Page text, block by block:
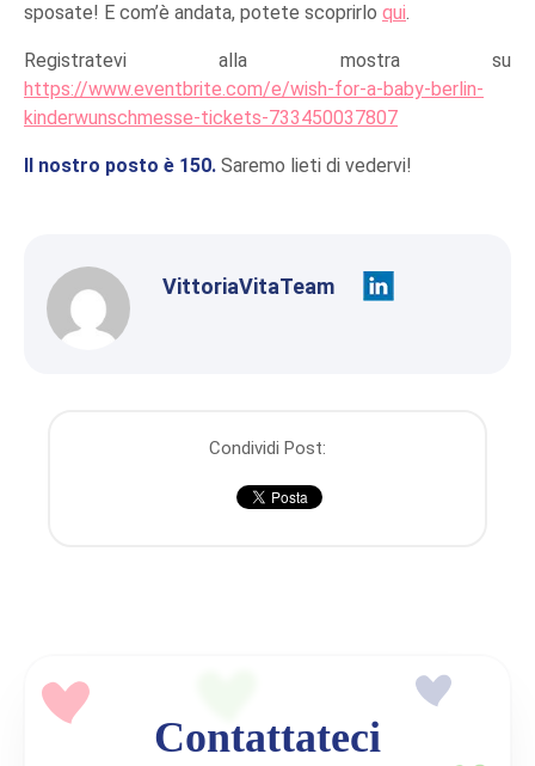
sposate! E com’è andata, potete scoprirlo qui.
Registratevi alla mostra su
https://www.eventbrite.com/e/wish-for-a-baby-berlin-
kinderwunschmesse-tickets-733450037807
Il nostro posto è 150. Saremo lieti di vedervi!
VittoriaVitaTeam
Condividi Post:
Contattateci